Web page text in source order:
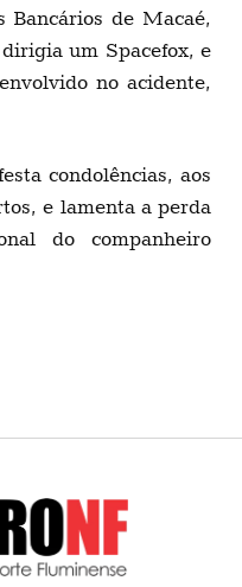
Bancários de Macaé,
um Spacefox, e
no acidente,
condolências, aos
e lamenta a perda
do companheiro